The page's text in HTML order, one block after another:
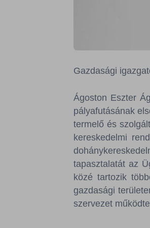
Gazdasági
Ágoston Eszter
pályafutásának
termelő és
kereskedelmi
tapasztalatát az
közé tartozik
gazdasági
szervezet